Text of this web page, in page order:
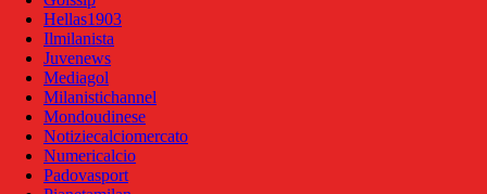
Hellas1903
Ilmilanista
Juvenews
Mediagol
Milanistichannel
Mondoudinese
Notiziecalciomercato
Numericalcio
Padovasport